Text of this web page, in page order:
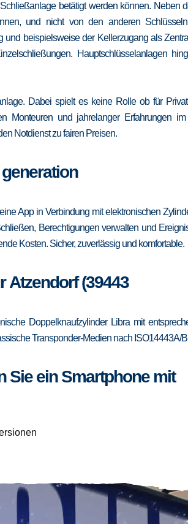
betätigt werden können. Neben
und nicht von den anderen
beispielsweise der Kellerzugang als
Hauptschlüsselanlagen
Dabei spielt es keine Rolle ob für
Monteuren und jahrelanger Erfahrungen
Notdienst zu fairen Preisen.
App in Verbindung mit elektronischen
Berechtigungen verwalten und
Kosten. Sicher, zuverlässig und komfortable.
Atzendorf (39443
Doppelknaufzylinder Libra mit
Transponder-Medien nach ISO14443A/
Sie ein Smartphone mit